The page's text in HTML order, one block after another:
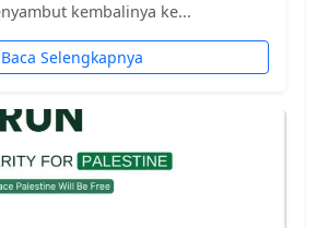
kembalinya ke...
Baca Selengkapnya